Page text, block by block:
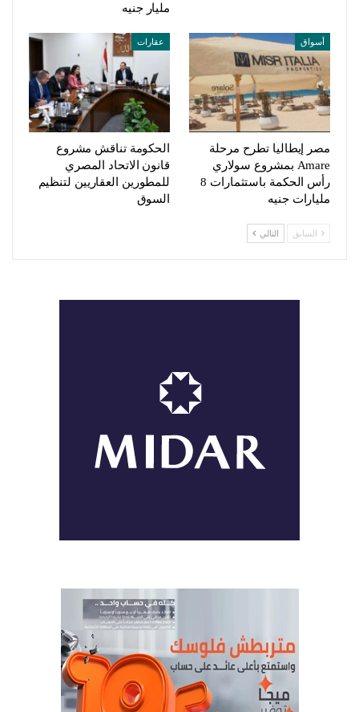
مليار جنيه
أسواق
مصر إيطاليا تطرح مرحلة
Amare بمشروع سولاري
رأس الحكمة باستثمارات 8
مليارات جنيه
عقارات
الحكومة تناقش مشروع
قانون الاتحاد المصري
للمطورين العقاريين لتنظيم
السوق
السابق التالي